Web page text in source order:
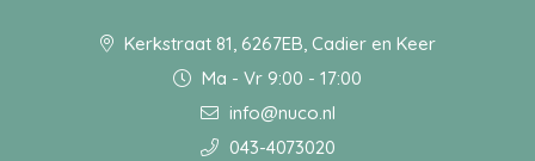
Kerkstraat 81, 6267EB, Cadier en Keer
Ma - Vr 9:00 - 17:00
info@nuco.nl
043-4073020